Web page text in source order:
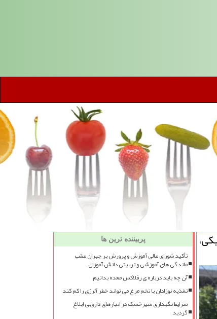
پربیننده ترین ها
تأکید شورای عالی آموزش و پرورش بر جبران عقب
ماندگی های آموزشی و تربیتی دانش آموزان
آن چه باید درباره ی رفلاکس معده بدانیم
تغذیه نوزادان با تخم مرغ می تواند خطر آلرژی را کم کند
شرایط نگهداری شیرخشک در انبارهای دارویی ابلاغ
گردید